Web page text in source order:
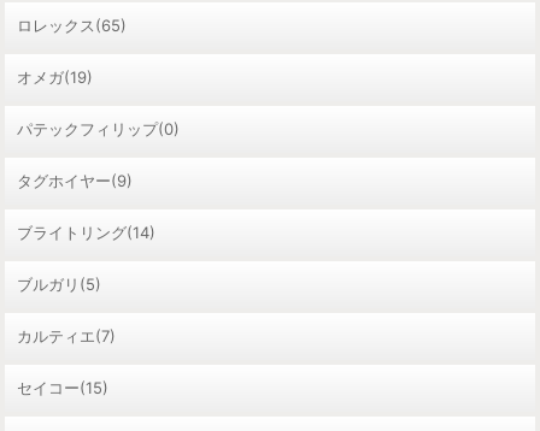
ロレックス(65)
オメガ(19)
パテックフィリップ(0)
タグホイヤー(9)
ブライトリング(14)
ブルガリ(5)
カルティエ(7)
セイコー(15)